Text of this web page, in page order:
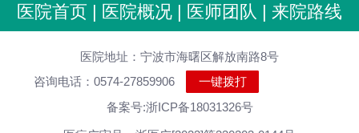
包皮龟头炎的发病原因是什么
包皮龟头炎的常见类型有哪些
患上阳痿要注意的事项
得了阳痿会有哪些症状出现
医院首页 | 医院概况 | 医师团队 | 来院路线
医院地址：宁波市海曙区解放南路8号
咨询电话：0574-27859906
一键拨打
备案号:浙ICP备18031326号